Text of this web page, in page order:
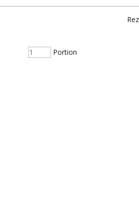
Portion